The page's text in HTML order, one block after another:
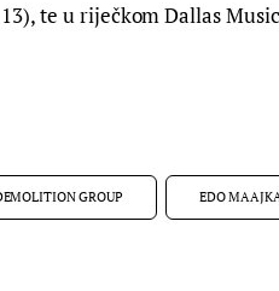
te u riječkom Dallas
GROUP EDO